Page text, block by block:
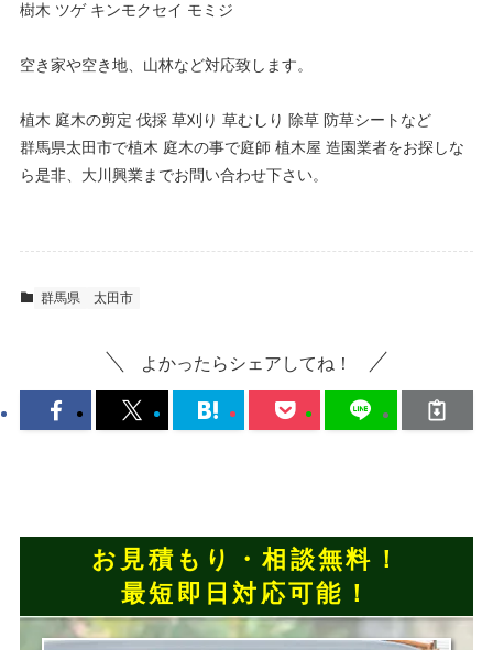
樹木 ツゲ キンモクセイ モミジ
空き家や空き地、山林など対応致します。
植木 庭木の剪定 伐採 草刈り 草むしり 除草 防草シートなど
群馬県太田市で植木 庭木の事で庭師 植木屋 造園業者をお探しな
ら是非、大川興業までお問い合わせ下さい。
群馬県 太田市
よかったらシェアしてね！
お見積もり・相談無料！
最短即日対応可能！